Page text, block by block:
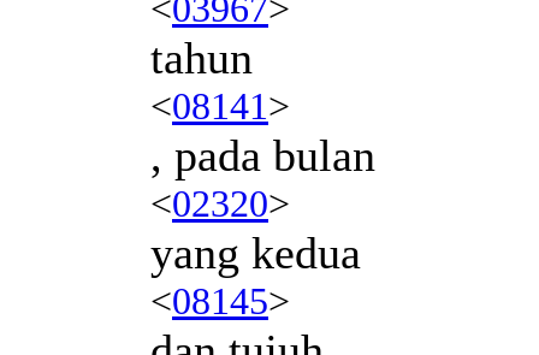
tahun
<08141>
, pada bulan
<02320>
yang kedua
<08145>